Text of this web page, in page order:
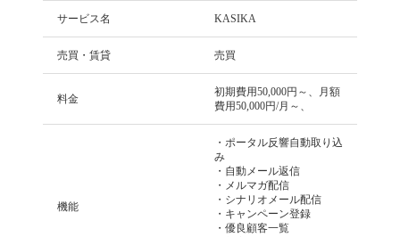
サービス名 KASIKA
売買・賃貸 売買
料金
初期費用50,000円～、月額
費用50,000円/月～、
機能
・ポータル反響自動取り込
み
・自動メール返信
・メルマガ配信
・シナリオメール配信
・キャンペーン登録
・優良顧客一覧